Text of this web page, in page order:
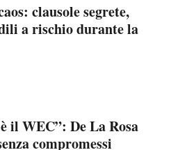
clausole segrete,
a rischio durante la
il WEC”: De La Rosa
compromessi